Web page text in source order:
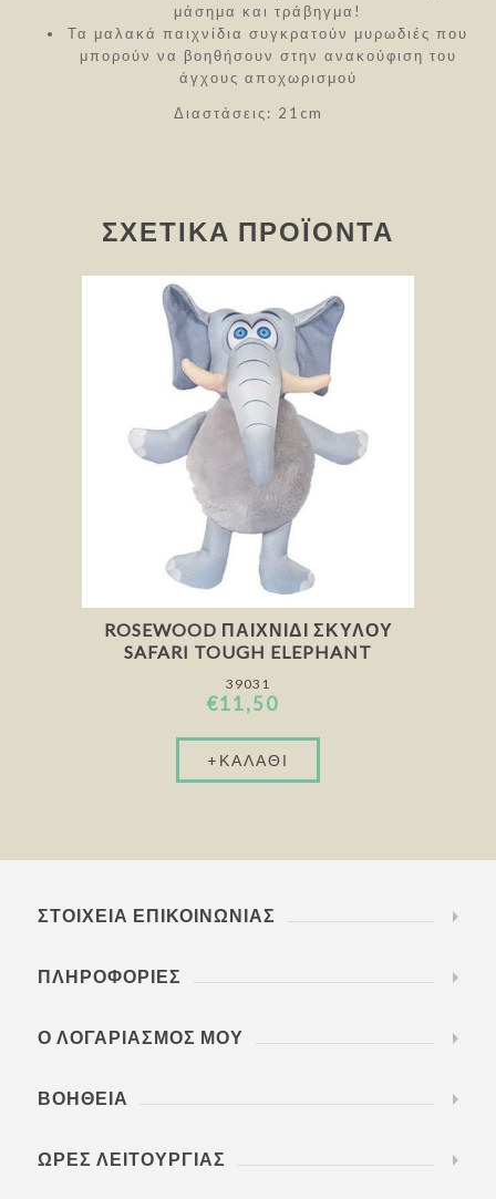
μάσημα και τράβηγμα!
Τα μαλακά παιχνίδια συγκρατούν μυρωδιές που
μπορούν να βοηθήσουν στην ανακούφιση του
άγχους αποχωρισμού
Διαστάσεις: 21cm
ΣΧΕΤΙΚΆ ΠΡΟΪΌΝΤΑ
ROSEWOOD ΠΑΙΧΝΊΔΙ ΣΚΎΛΟΥ
SAFARI TOUGH ELEPHANT
39031
€11,50
ΣΤΟΙΧΕΊΑ ΕΠΙΚΟΙΝΩΝΊΑΣ
ΠΛΗΡΟΦΟΡΊΕΣ
Ο ΛΟΓΑΡΙΑΣΜΌΣ ΜΟΥ
ΒΟΉΘΕΙΑ
ΏΡΕΣ ΛΕΙΤΟΥΡΓΊΑΣ